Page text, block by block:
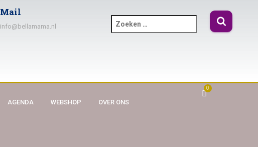
Mail
info@bellamama.nl
AGENDA WEBSHOP OVER ONS
0